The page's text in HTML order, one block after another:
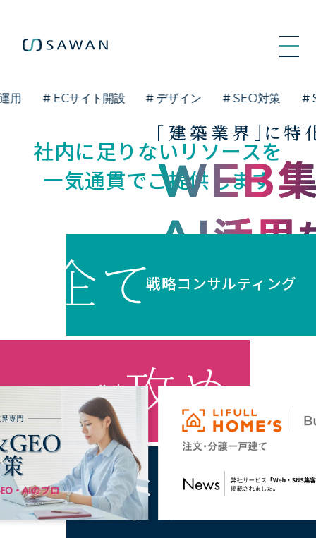
# ECサイト開設 # デザイン # SEO対策 #
社内に足りないリソースを
一気通貫でご提供します
戦略コンサルティング
WEB・SNS集客
AI業務効率支援